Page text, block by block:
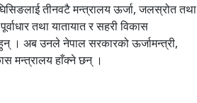
तीनवटै मन्त्रालय ऊर्जा, जलस्रोत तथा
तथा यातायात र सहरी विकास
हुन् । अब उनले नेपाल सरकारको ऊर्जामन्त्री,
मन्त्रालय हाँक्ने छन् ।